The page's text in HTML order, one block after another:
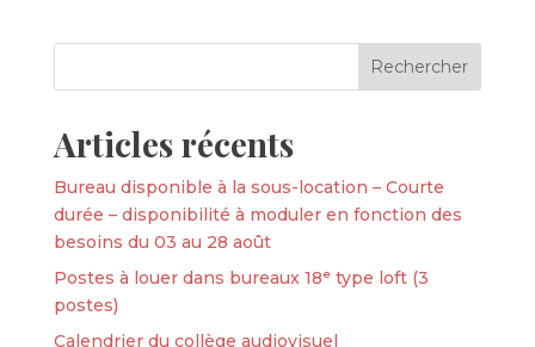
Articles récents
Bureau disponible à la sous-location – Courte
durée – disponibilité à moduler en fonction des
besoins du 03 au 28 août
Postes à louer dans bureaux 18ᵉ type loft (3
postes)
Calendrier du collège audiovisuel